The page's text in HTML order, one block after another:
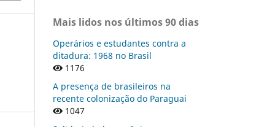
Mais lidos nos últimos 90 dias
Operários e estudantes contra a
ditadura: 1968 no Brasil
1176
A presença de brasileiros na
recente colonização do Paraguai
1047